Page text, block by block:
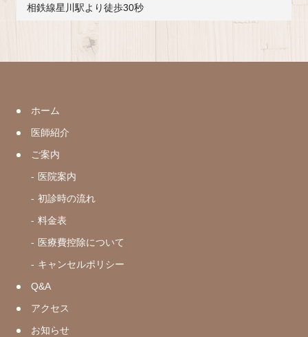
相鉄線星川駅より徒歩30秒
ホーム
医師紹介
ご案内
医院案内
初診時の流れ
料金表
医療費控除について
キャンセルポリシー
Q&A
アクセス
お知らせ